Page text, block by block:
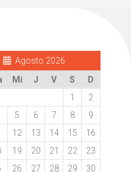
Agosto 2026
Mi J V S
D
1
2
5 6 7 8
9
12 13 14 15
16
19 20 21 22
23
26 27 28 29
30